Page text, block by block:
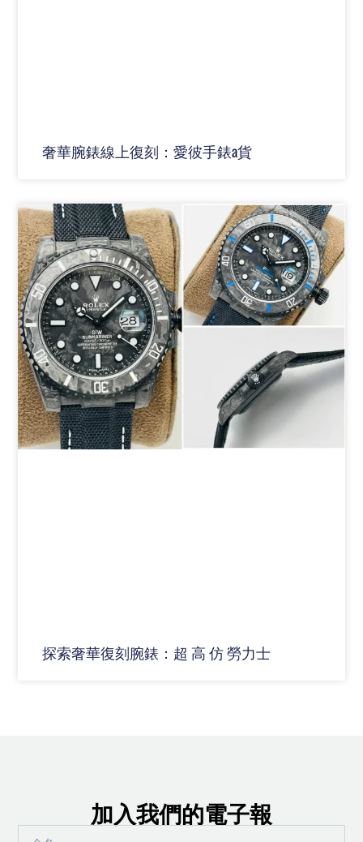
奢華腕錶線上復刻：愛彼手錶a貨
探索奢華復刻腕錶：超 高 仿 勞力士
加入我們的電子報